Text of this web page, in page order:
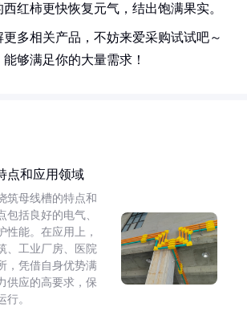
红柿更快恢复元气，结出饱满果实。
多相关产品，不妨来爱采购试试吧～
够满足你的大量需求！
点和应用领域
筑母线槽的特点和
包括良好的电气、
性能。在应用上，
、工业厂房、医院
，凭借自身优势满
供应的高要求，保
行。